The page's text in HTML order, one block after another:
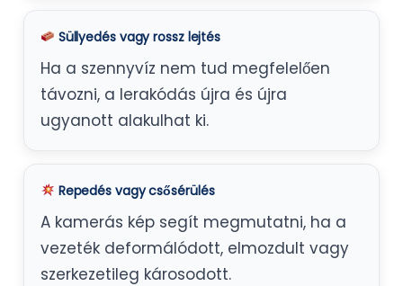
Süllyedés vagy rossz lejtés
Ha a szennyvíz nem tud megfelelően
távozni, a lerakódás újra és újra
ugyanott alakulhat ki.
Repedés vagy csősérülés
A kamerás kép segít megmutatni, ha a
vezeték deformálódott, elmozdult vagy
szerkezetileg károsodott.